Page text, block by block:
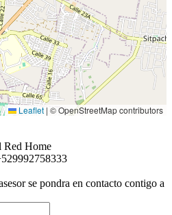
Leaflet | © OpenStreetMap contributors
Red Home
se pondra en contacto contigo a